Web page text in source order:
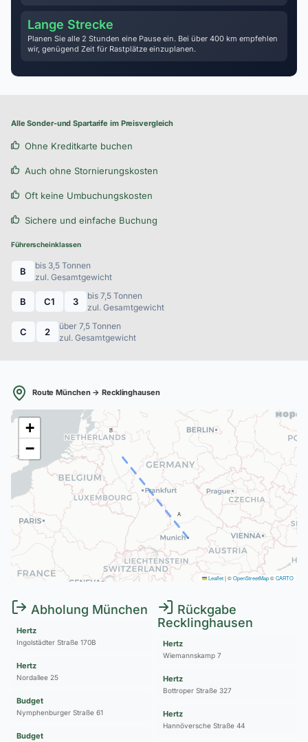
Lange Strecke
Planen Sie alle 2 Stunden eine Pause ein. Bei über 400 km empfehlen
wir, genügend Zeit für Rastplätze einzuplanen.
Alle Sonder-und Spartarife im Preisvergleich
Ohne Kreditkarte buchen
Auch ohne Stornierungskosten
Oft keine Umbuchungskosten
Sichere und einfache Buchung
Führerscheinklassen
B
bis 3,5 Tonnen
zul. Gesamtgewicht
B C1 3
bis 7,5 Tonnen
zul. Gesamtgewicht
C 2
über 7,5 Tonnen
zul. Gesamtgewicht
Route München → Recklinghausen
A
B
+
−
Leaflet|©OpenStreetMap©CARTO
Abholung München
Hertz
Ingolstädter Straße 170B
Hertz
Nordallee 25
Budget
Nymphenburger Straße 61
Budget
Rückgabe
Recklinghausen
Hertz
Wiemannskamp 7
Hertz
Bottroper Straße 327
Hertz
Hannöversche Straße 44